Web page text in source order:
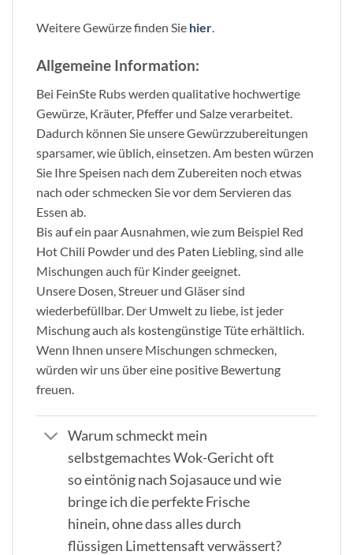
Weitere Gewürze finden Sie hier.
Allgemeine Information:
Bei FeinSte Rubs werden qualitative hochwertige
Gewürze, Kräuter, Pfeffer und Salze verarbeitet.
Dadurch können Sie unsere Gewürzzubereitungen
sparsamer, wie üblich, einsetzen. Am besten würzen
Sie Ihre Speisen nach dem Zubereiten noch etwas
nach oder schmecken Sie vor dem Servieren das
Essen ab.
Bis auf ein paar Ausnahmen, wie zum Beispiel Red
Hot Chili Powder und des Paten Liebling, sind alle
Mischungen auch für Kinder geeignet.
Unsere Dosen, Streuer und Gläser sind
wiederbefüllbar. Der Umwelt zu liebe, ist jeder
Mischung auch als kostengünstige Tüte erhältlich.
Wenn Ihnen unsere Mischungen schmecken,
würden wir uns über eine positive Bewertung
freuen.
Warum schmeckt mein
selbstgemachtes Wok-Gericht oft
so eintönig nach Sojasauce und wie
bringe ich die perfekte Frische
hinein, ohne dass alles durch
flüssigen Limettensaft verwässert?